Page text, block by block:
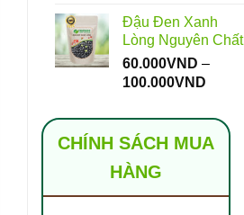
Đậu Đen Xanh
Lòng Nguyên Chất
60.000VND –
100.000VND
từ
CHÍNH SÁCH MUA
HÀNG